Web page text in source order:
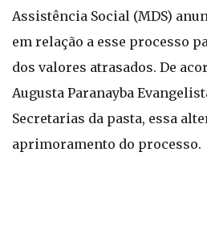
Assistência Social (MDS)
em relação a esse processo
dos valores atrasados. De
Augusta Paranayba
Secretarias da pasta, essa
aprimoramento do processo.